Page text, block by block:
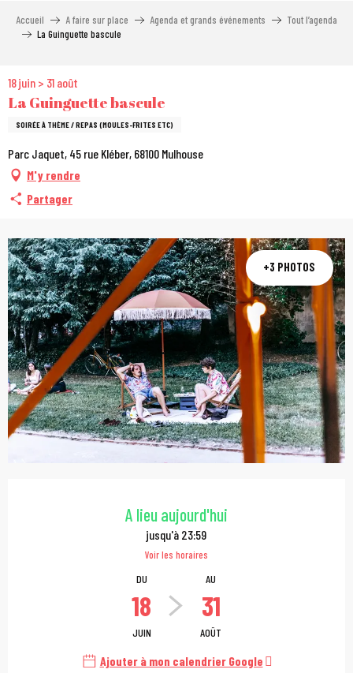
Accueil A faire sur place Agenda et grands événements
Tout l’agenda
La Guinguette bascule
18 juin > 31 août
La Guinguette bascule
SOIRÉE À THÈME / REPAS (MOULES-FRITES ETC)
Parc Jaquet, 45 rue Kléber, 68100 Mulhouse
M'y rendre
Partager
+3 PHOTOS
Ouverture et
A lieu aujourd'hui
jusqu'à 23:59
Voir les horaires
DU
18
JUIN
AU
31
AOÛT
Ajouter à mon calendrier Google